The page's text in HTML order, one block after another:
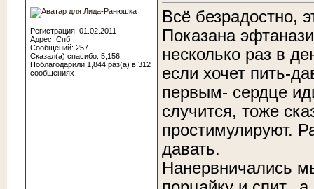
Регистрация: 01.02.2011
Адрес: Спб
Сообщений: 257
Сказал(а) спасибо: 5,156
Поблагодарили 1,844 раз(а) в 312
сообщениях
Всё безрадостно,
Показана
несколько раз в
если хочет пить-
первым- сердце
случится, тоже
простимулируют.
давать.
Нанервничались